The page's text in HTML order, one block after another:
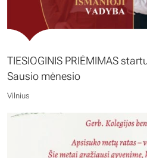
TIESIOGINIS PRIĖMIMAS
Sausio mėnesio
Vilnius